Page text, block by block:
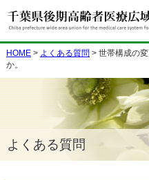
HOME > よくある質問 > 世帯構成の
か。
よくある質問